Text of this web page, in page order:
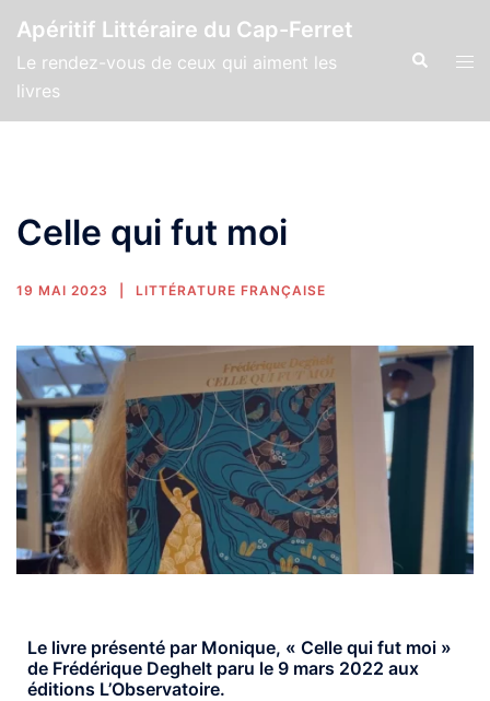
Apéritif Littéraire du Cap-Ferret
Le rendez-vous de ceux qui aiment les
livres
Celle qui fut moi
19 MAI 2023 LITTÉRATURE FRANÇAISE
Le livre présenté par Monique, « Celle qui fut moi »
de Frédérique Deghelt paru le 9 mars 2022 aux
éditions L’Observatoire.